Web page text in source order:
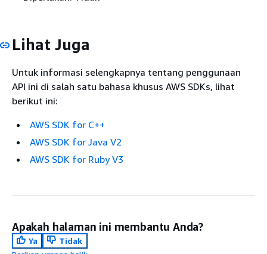
Lihat Juga
Untuk informasi selengkapnya tentang penggunaan
API ini di salah satu bahasa khusus AWS SDKs, lihat
berikut ini:
AWS SDK for C++
AWS SDK for Java V2
AWS SDK for Ruby V3
Apakah halaman ini membantu Anda?
Ya
Tidak